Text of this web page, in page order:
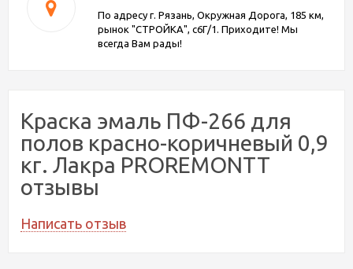
По адресу г. Рязань, Окружная Дорога, 185 км,
рынок "СТРОЙКА", с6Г/1. Приходите! Мы
всегда Вам рады!
Краска эмаль ПФ-266 для
полов красно-коричневый 0,9
кг. Лакра PROREMONTT
отзывы
Написать отзыв